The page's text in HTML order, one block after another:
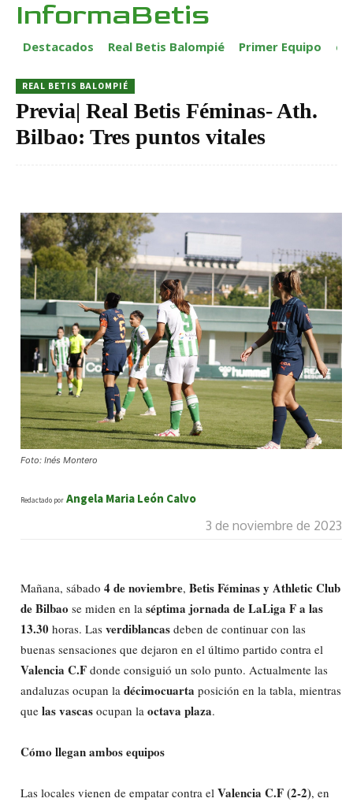
InformaBetis
Destacados Real Betis Balompié Primer Equipo
REAL BETIS BALOMPIÉ
Previa| Real Betis Féminas- Ath.
Bilbao: Tres puntos vitales
Foto: Inés Montero
Redactado por Angela Maria León Calvo
3 de noviembre de 2023
Mañana, sábado 4 de noviembre, Betis Féminas y Athletic Club
de Bilbao se miden en la séptima jornada de LaLiga F a las
13.30 horas. Las verdiblancas deben de continuar con las
buenas sensaciones que dejaron en el último partido contra el
Valencia C.F donde consiguió un solo punto. Actualmente las
andaluzas ocupan la décimocuarta posición en la tabla, mientras
que las vascas ocupan la octava plaza.
Cómo llegan ambos equipos
Las locales vienen de empatar contra el Valencia C.F (2-2), en